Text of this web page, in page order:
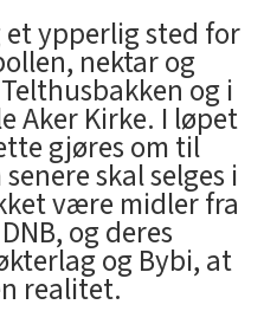
ypperlig sted for
nektar og
og i
Aker Kirke. I løpet
gjøres om til
skal selges i
være midler fra
og deres
og Bybi, at
realitet.